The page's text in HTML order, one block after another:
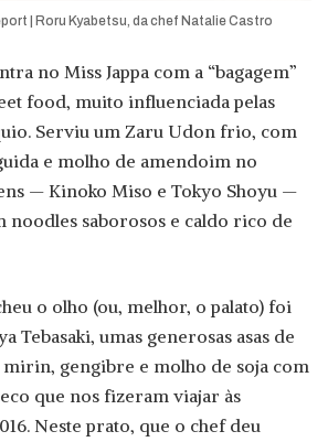
| Roru Kyabetsu, da chef Natalie Castro
no Miss Jappa com a “bagagem”
food, muito influenciada pelas
Serviu um Zaru Udon frio, com
e molho de amendoim no
— Kinoko Miso e Tokyo Shoyu —
noodles saborosos e caldo rico de
o olho (ou, melhor, o palato) foi
Tebasaki, umas generosas asas de
gengibre e molho de soja com
que nos fizeram viajar às
Neste prato, que o chef deu